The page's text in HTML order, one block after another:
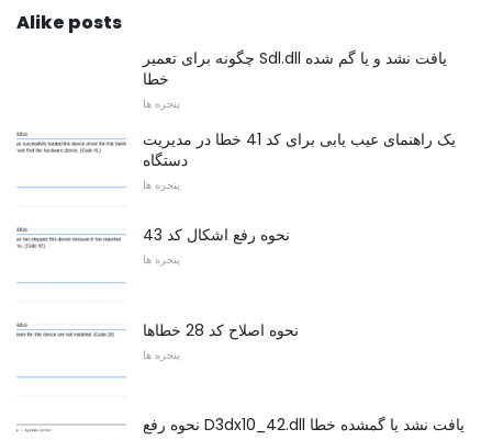
Alike posts
چگونه برای تعمیر Sdl.dll یافت نشد و یا گم شده
خطا
پنجره ها
یک راهنمای عیب یابی برای کد 41 خطا در مدیریت
دستگاه
پنجره ها
نحوه رفع اشکال کد 43
پنجره ها
نحوه اصلاح کد 28 خطاها
پنجره ها
نحوه رفع D3dx10_42.dll یافت نشد یا گمشده خطا